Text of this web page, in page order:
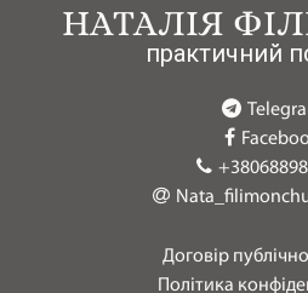
НАТАЛІЯ
практичний
Договір
Політика